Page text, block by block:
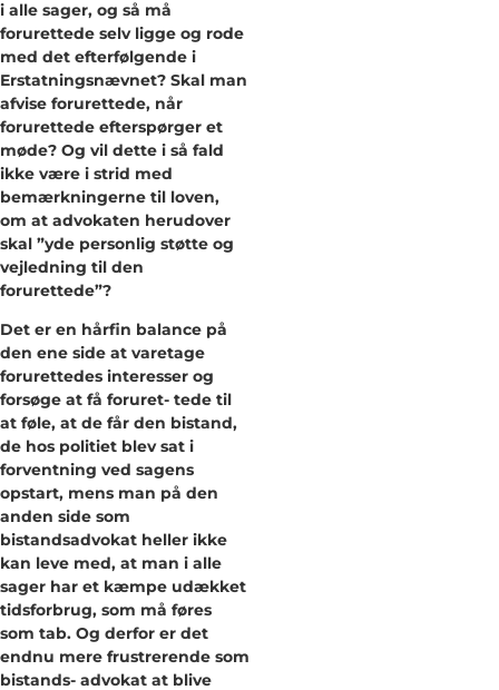
i alle sager, og så må
forurettede selv ligge og rode
med det efterfølgende i
Erstatningsnævnet? Skal man
afvise forurettede, når
forurettede efterspørger et
møde? Og vil dette i så fald
ikke være i strid med
bemærkningerne til loven,
om at advokaten herudover
skal ”yde personlig støtte og
vejledning til den
forurettede”?
Det er en hårfin balance på
den ene side at varetage
forurettedes interesser og
forsøge at få foruret- tede til
at føle, at de får den bistand,
de hos politiet blev sat i
forventning ved sagens
opstart, mens man på den
anden side som
bistandsadvokat heller ikke
kan leve med, at man i alle
sager har et kæmpe udækket
tidsforbrug, som må føres
som tab. Og derfor er det
endnu mere frustrerende som
bistands- advokat at blive